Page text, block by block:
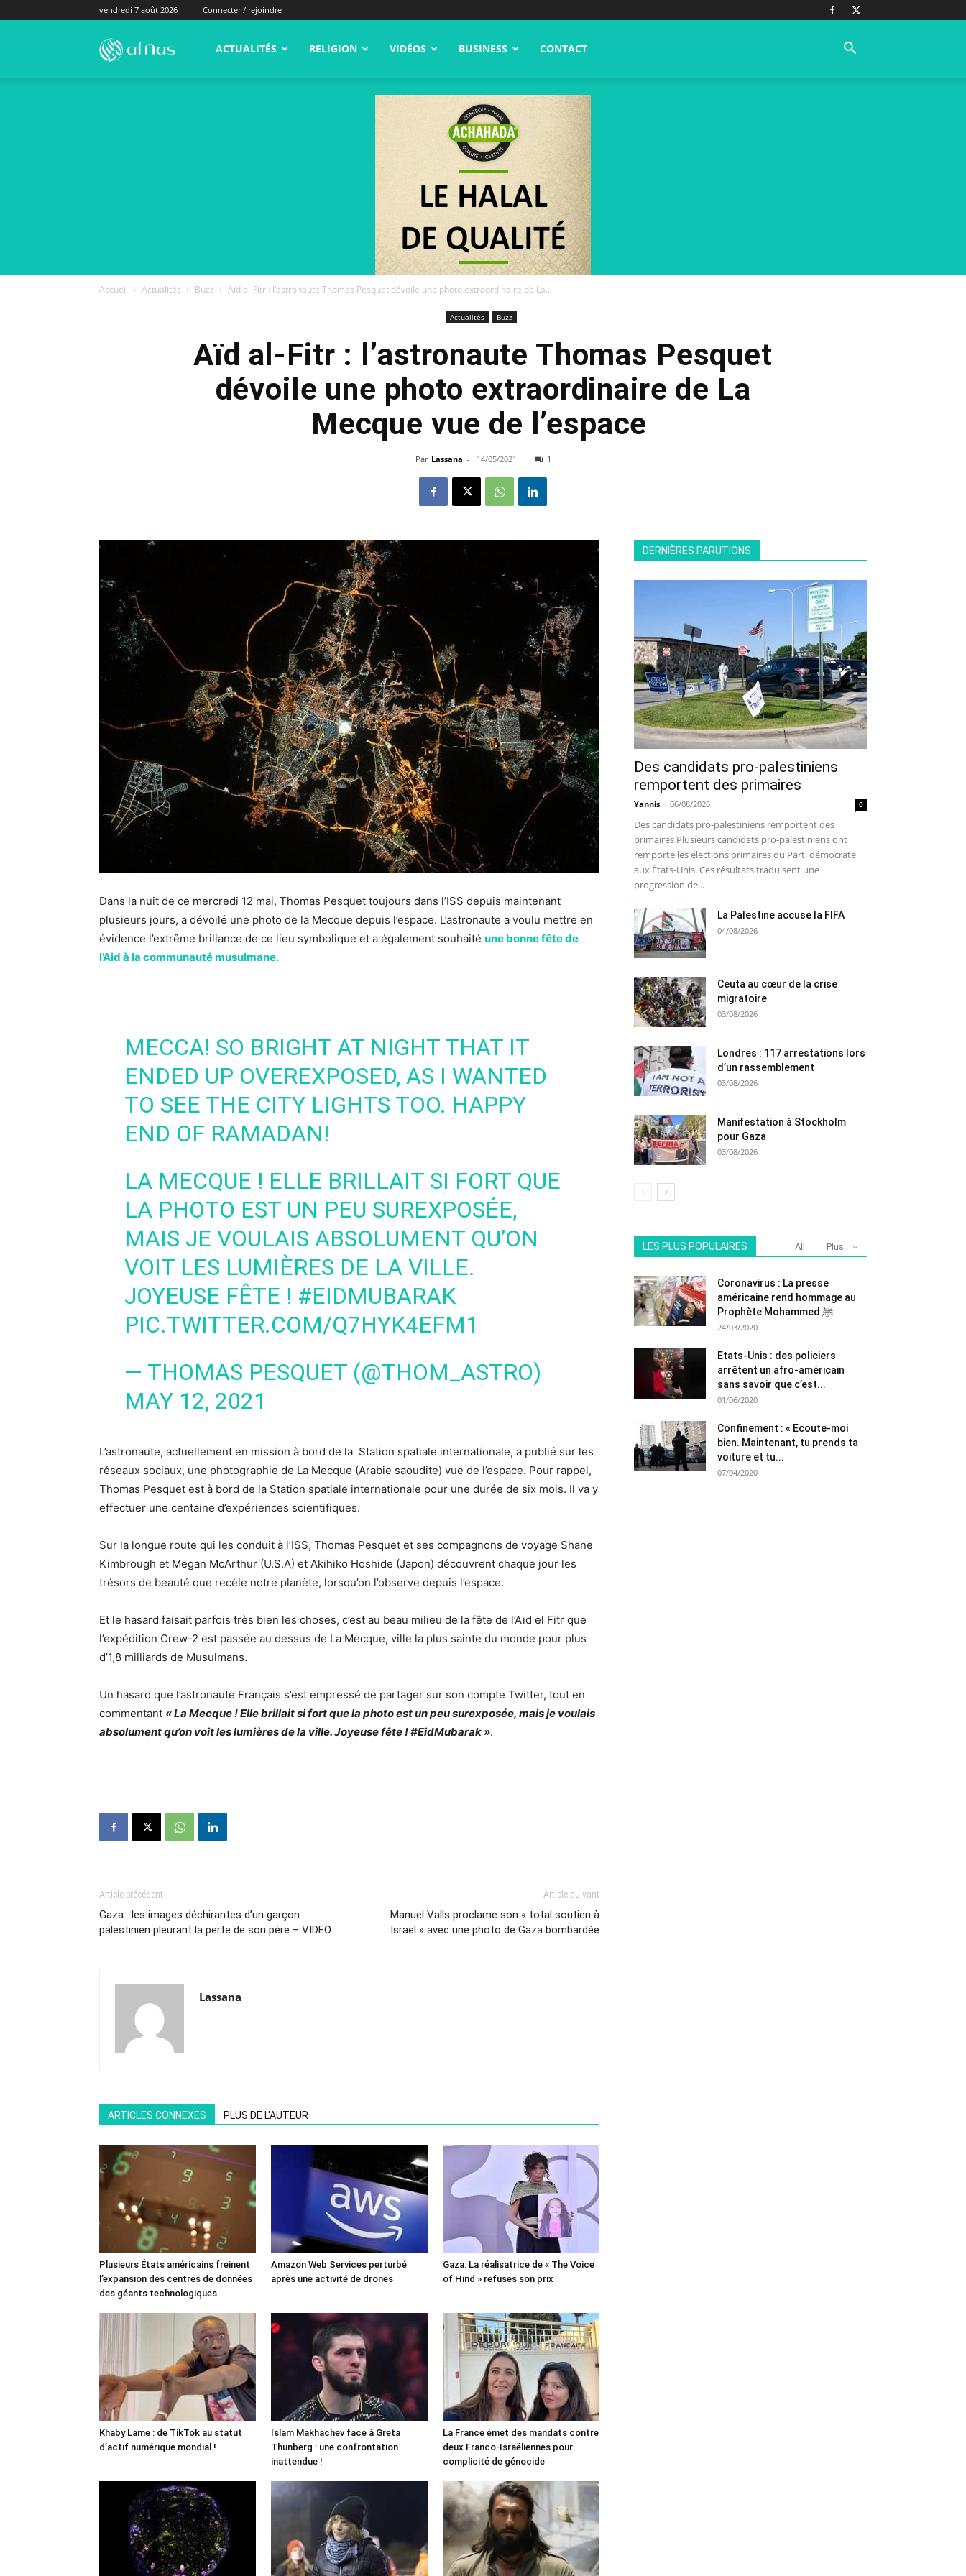
vendredi 7 août 2026 Connecter / rejoindre
alNas.fr ACTUALITÉS RELIGION VIDÉOS BUSINESS CONTACT
Accueil Actualités Buzz Aïd al-Fitr : l’astronaute Thomas Pesquet dévoile une photo extraordinaire de La...
Actualités Buzz
Aïd al-Fitr : l’astronaute Thomas Pesquet
dévoile une photo extraordinaire de La
Mecque vue de l’espace
Par Lassana - 14/05/2021 1
Dans la nuit de ce mercredi 12 mai, Thomas Pesquet toujours dans l’ISS depuis maintenant
plusieurs jours, a dévoilé une photo de la Mecque depuis l’espace. L’astronaute a voulu mettre en
évidence l’extrême brillance de ce lieu symbolique et a également souhaité une bonne fête de
l’Aid à la communauté musulmane.
MECCA! SO BRIGHT AT NIGHT THAT IT
ENDED UP OVEREXPOSED, AS I WANTED
TO SEE THE CITY LIGHTS TOO. HAPPY
END OF RAMADAN!
LA MECQUE ! ELLE BRILLAIT SI FORT QUE
LA PHOTO EST UN PEU SUREXPOSÉE,
MAIS JE VOULAIS ABSOLUMENT QU’ON
VOIT LES LUMIÈRES DE LA VILLE.
JOYEUSE FÊTE ! #EIDMUBARAK
PIC.TWITTER.COM/Q7HYK4EFM1
— THOMAS PESQUET (@THOM_ASTRO)
MAY 12, 2021
L’astronaute, actuellement en mission à bord de la Station spatiale internationale, a publié sur les
réseaux sociaux, une photographie de La Mecque (Arabie saoudite) vue de l’espace. Pour rappel,
Thomas Pesquet est à bord de la Station spatiale internationale pour une durée de six mois. Il va y
effectuer une centaine d’expériences scientifiques.
Sur la longue route qui les conduit à l’ISS, Thomas Pesquet et ses compagnons de voyage Shane
Kimbrough et Megan McArthur (U.S.A) et Akihiko Hoshide (Japon) découvrent chaque jour les
trésors de beauté que recèle notre planète, lorsqu’on l’observe depuis l’espace.
Et le hasard faisait parfois très bien les choses, c’est au beau milieu de la fête de l’Aïd el Fitr que
l’expédition Crew-2 est passée au dessus de La Mecque, ville la plus sainte du monde pour plus
d’1,8 milliards de Musulmans.
Un hasard que l’astronaute Français s’est empressé de partager sur son compte Twitter, tout en
commentant « La Mecque ! Elle brillait si fort que la photo est un peu surexposée, mais je voulais
absolument qu’on voit les lumières de la ville. Joyeuse fête ! #EidMubarak ».
Article précédent
Gaza : les images déchirantes d’un garçon
palestinien pleurant la perte de son père – VIDEO
Article suivant
Manuel Valls proclame son « total soutien à
Israël » avec une photo de Gaza bombardée
Lassana
ARTICLES CONNEXES PLUS DE L'AUTEUR
Plusieurs États américains freinent
l’expansion des centres de données
des géants technologiques
Amazon Web Services perturbé
après une activité de drones
Gaza: La réalisatrice de « The Voice
of Hind » refuses son prix
Khaby Lame : de TikTok au statut
d’actif numérique mondial !
Islam Makhachev face à Greta
Thunberg : une confrontation
inattendue !
La France émet des mandats contre
deux Franco-Israéliennes pour
complicité de génocide
DERNIÈRES PARUTIONS
Des candidats pro-palestiniens
remportent des primaires
Yannis - 06/08/2026 0
Des candidats pro-palestiniens remportent des
primaires Plusieurs candidats pro-palestiniens ont
remporté les élections primaires du Parti démocrate
aux États-Unis. Ces résultats traduisent une
progression de...
La Palestine accuse la FIFA
04/08/2026
Ceuta au cœur de la crise
migratoire
03/08/2026
Londres : 117 arrestations lors
d’un rassemblement
03/08/2026
Manifestation à Stockholm
pour Gaza
03/08/2026
LES PLUS POPULAIRES All Plus
Coronavirus : La presse
américaine rend hommage au
Prophète Mohammed ﷺ
24/03/2020
Etats-Unis : des policiers
arrêtent un afro-américain
sans savoir que c’est...
01/06/2020
Confinement : « Ecoute-moi
bien. Maintenant, tu prends ta
voiture et tu...
07/04/2020